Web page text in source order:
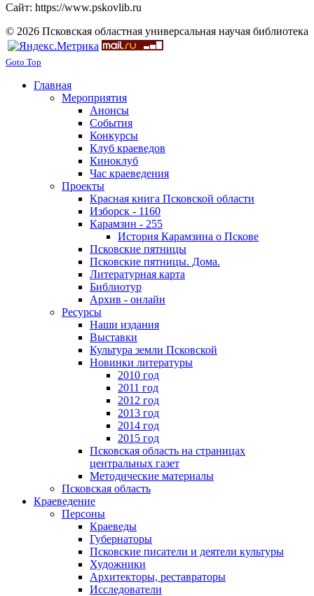
Сайт: https://www.pskovlib.ru
© 2026 Псковская областная универсальная научая библиотека
Goto Top
Главная
Мероприятия
Анонсы
События
Конкурсы
Клуб краеведов
Киноклуб
Час краеведения
Проекты
Красная книга Псковской области
Изборск - 1160
Карамзин - 255
История Карамзина о Пскове
Псковские пятницы
Псковские пятницы. Дома.
Литературная карта
Библиотур
Архив - онлайн
Ресурсы
Наши издания
Выставки
Культура земли Псковской
Новинки литературы
2010 год
2011 год
2012 год
2013 год
2014 год
2015 год
Псковская область на страницах
центральных газет
Методические материалы
Псковская область
Краеведение
Персоны
Краеведы
Губернаторы
Псковские писатели и деятели культуры
Художники
Архитекторы, реставраторы
Исследователи